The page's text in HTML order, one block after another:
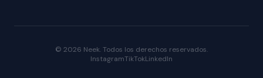
© 2026 Neek. Todos los derechos reservados.
InstagramTikTokLinkedIn